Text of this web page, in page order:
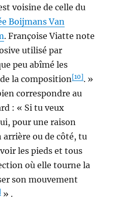
voisine de celle du
Boijmans Van
. Françoise Viatte note
utilisé par
peu abîmé les
la composition[10]. »
correspondre au
: « Si tu veux
pour une raison
arrière ou de côté, tu
les pieds et tous
où elle tourne la
son mouvement
» .